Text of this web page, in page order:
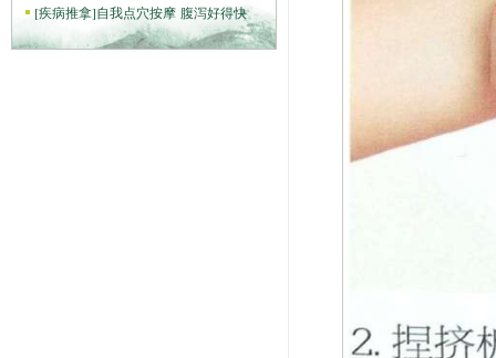
[疾病推拿]自我点穴按摩 腹泻好得快